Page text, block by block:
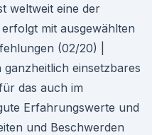
weltweit eine der
mit ausgewählten
(02/20) |
ganzheitlich einsetzbares
das auch im
Erfahrungswerte und
und Beschwerden